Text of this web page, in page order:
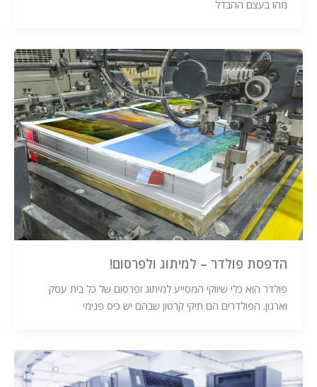
מהו בעצם ההבדל
הדפסת פולדר – למיתוג ולפרסום!
פולדר הוא כלי שיווקי המסייע למיתוג ופרסום של כל בית עסק
וארגון. הפולדרים הם תיקי קרטון שבהם יש כיס פנימי